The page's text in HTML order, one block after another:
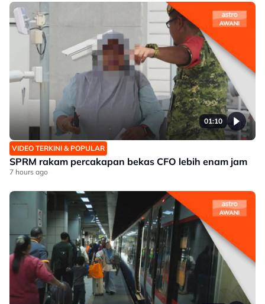
01:10
VIDEO TERKINI & POPULAR
SPRM rakam percakapan bekas CFO lebih enam jam
7 hours ago